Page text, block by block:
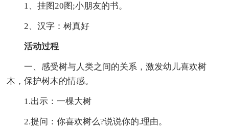
1、挂图20图;小朋友的书。
2、汉字：树真好
活动过程
一、感受树与人类之间的关系，激发幼儿喜欢树
木，保护树木的情感。
1.出示：一棵大树
2.提问：你喜欢树么?说说你的.理由。